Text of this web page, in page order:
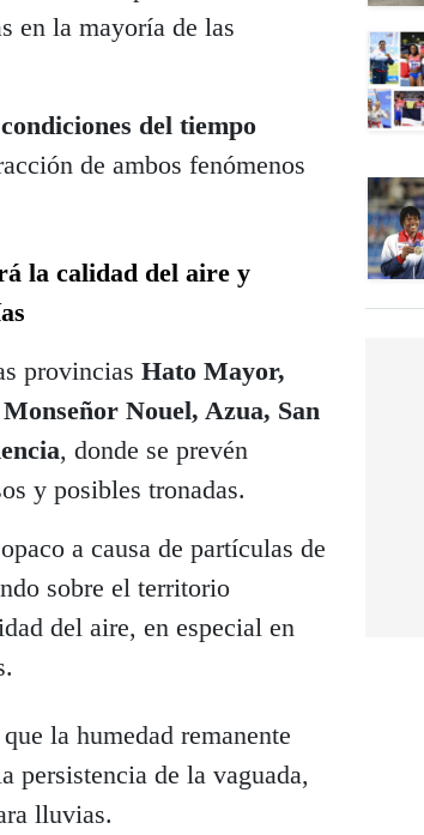
en la mayoría de las
del tiempo
de ambos fenómenos
la calidad del aire y
provincias Hato Mayor,
Nouel, Azua, San
, donde se prevén
y posibles tronadas.
a causa de partículas de
sobre el territorio
del aire, en especial en
la humedad remanente
persistencia de la vaguada,
lluvias.